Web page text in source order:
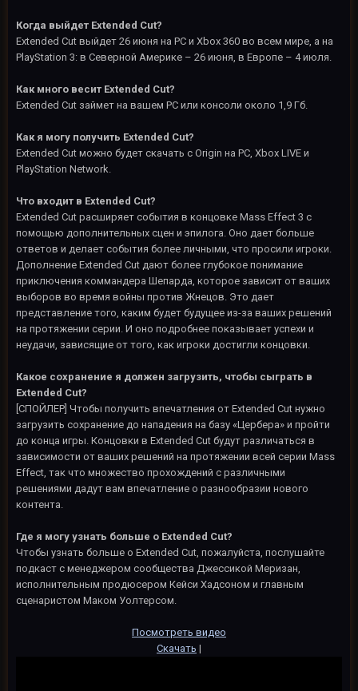
Когда выйдет Extended Cut?
Extended Cut выйдет 26 июня на PC и Xbox 360 во всем мире, а на
PlayStation 3: в Северной Америке – 26 июня, в Европе – 4 июля.
Как много весит Extended Cut?
Extended Cut займет на вашем PC или консоли около 1,9 Гб.
Как я могу получить Extended Cut?
Extended Cut можно будет скачать с Origin на PC, Xbox LIVE и
PlayStation Network.
Что входит в Extended Cut?
Extended Cut расширяет события в концовке Mass Effect 3 с
помощью дополнительных сцен и эпилога. Оно дает больше
ответов и делает события более личными, что просили игроки.
Дополнение Extended Cut дают более глубокое понимание
приключения коммандера Шепарда, которое зависит от ваших
выборов во время войны против Жнецов. Это дает
представление того, каким будет будущее из-за ваших решений
на протяжении серии. И оно подробнее показывает успехи и
неудачи, зависящие от того, как игроки достигли концовки.
Какое сохранение я должен загрузить, чтобы сыграть в
Extended Cut?
[СПОЙЛЕР] Чтобы получить впечатления от Extended Cut нужно
загрузить сохранение до нападения на базу «Цербера» и пройти
до конца игры. Концовки в Extended Cut будут различаться в
зависимости от ваших решений на протяжении всей серии Mass
Effect, так что множество прохождений с различными
решениями дадут вам впечатление о разнообразии нового
контента.
Где я могу узнать больше о Extended Cut?
Чтобы узнать больше о Extended Cut, пожалуйста, послушайте
подкаст с менеджером сообщества Джессикой Меризан,
исполнительным продюсером Кейси Хадсоном и главным
сценаристом Маком Уолтерсом.
Посмотреть видео
Скачать |